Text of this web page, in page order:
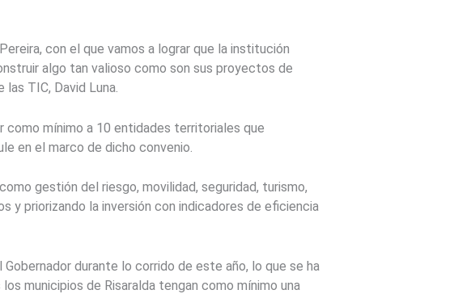
con el que vamos a lograr que la institución
algo tan valioso como son sus proyectos de
TIC, David Luna.
mínimo a 10 entidades territoriales que
en el marco de dicho convenio.
gestión del riesgo, movilidad, seguridad, turismo,
priorizando la inversión con indicadores de eficiencia
durante lo corrido de este año, lo que se ha
municipios de Risaralda tengan como mínimo una